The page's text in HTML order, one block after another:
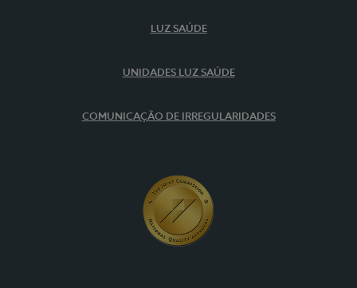
LUZ SAÚDE
UNIDADES LUZ SAÚDE
COMUNICAÇÃO DE IRREGULARIDADES